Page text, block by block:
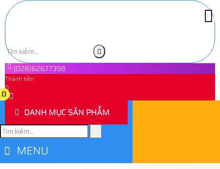
(028)62677398
Thành tiền
0
0
DANH MỤC SẢN PHẨM
MENU